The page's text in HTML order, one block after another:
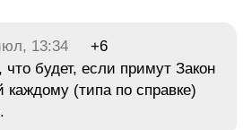
13:34
+6
будет, если примут Закон
(типа по справке)